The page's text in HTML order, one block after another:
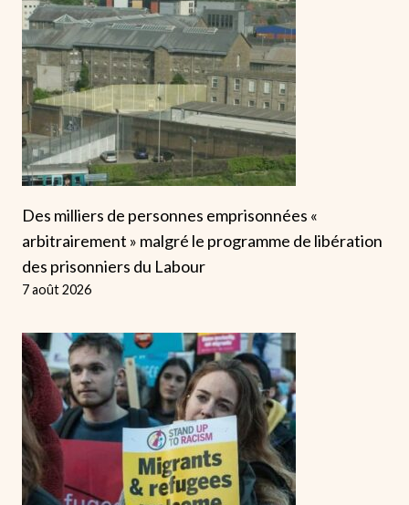
Des milliers de personnes emprisonnées «
arbitrairement » malgré le programme de libération
des prisonniers du Labour
7 août 2026